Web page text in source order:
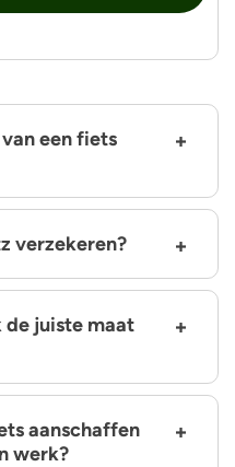
een fiets
verzekeren?
de juiste maat
aanschaffen
werk?